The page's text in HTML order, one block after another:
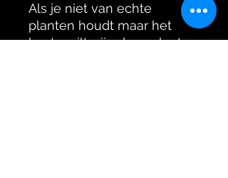
Als je niet van echte
planten houdt maar het
beste wilt, zijn deze planten